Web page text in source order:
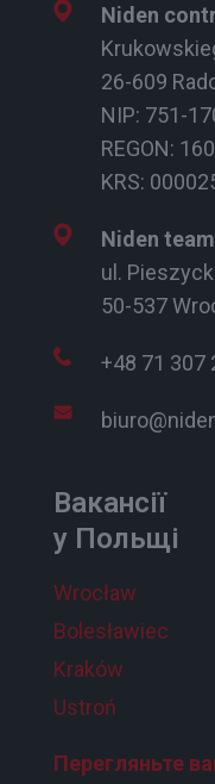
Niden
26-609
NIP: 751-
REGON:
KRS:
Niden
ul.
50-537
+48 71 307
Вакансії
у Польщі
Wrocław
Bolesławiec
Kraków
Ustroń
Перегляньте